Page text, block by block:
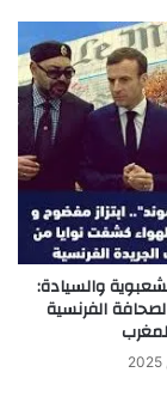
والسيادة:
الفرنسية